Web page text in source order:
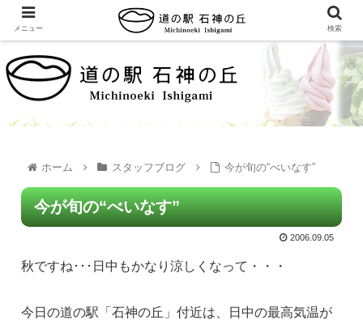
ホーム スタッフブログ 今が旬の“べいなす”
今が旬の“べいなす”
2006.09.05
秋ですね･･･日中もかなり涼しくなって・・・
今日の道の駅「石神の丘」付近は、日中の最高気温が
メニュー 検索